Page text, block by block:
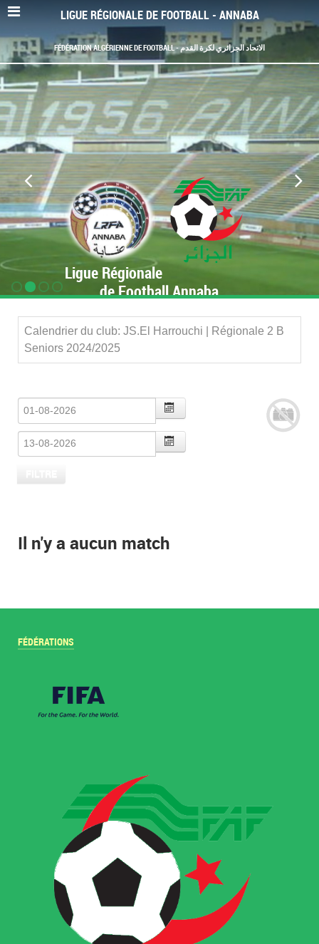
LIGUE RÉGIONALE DE FOOTBALL - ANNABA
FÉDÉRATION ALGÉRIENNE DE FOOTBALL - الاتحاد الجزائري لكرة القدم
Ligue Régionale
de Football Annaba
Calendrier du club: JS.El Harrouchi | Régionale 2 B
Seniors 2024/2025
Il n'y a aucun match
FÉDÉRATIONS